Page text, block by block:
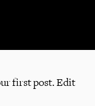
first post. Edit